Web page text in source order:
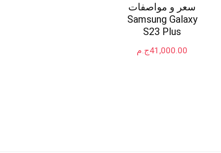
سعر و مواصفات
Samsung Galaxy
S23 Plus
ج.م41,000.00